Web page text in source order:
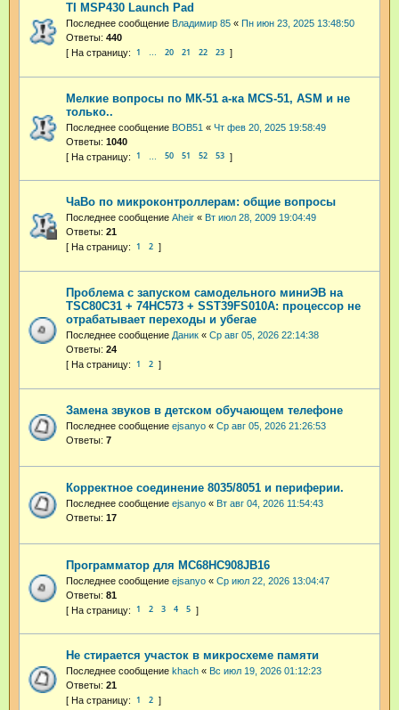
TI MSP430 Launch Pad
Последнее сообщение Владимир 85 « Пн июн 23, 2025 13:48:50
Ответы: 440
1 … 20 21 22 23
Мелкие вопросы по МК-51 а-ка MCS-51, ASM и не
только..
Последнее сообщение BOB51 « Чт фев 20, 2025 19:58:49
Ответы: 1040
1 50 51 52 53
ЧаВо по микроконтроллерам: общие вопросы
Последнее сообщение Aheir « Вт июл 28, 2009 19:04:49
Ответы: 21
1 2
Проблема с запуском самодельного миниЭВ на
TSC80C31 + 74HC573 + SST39FS010A: процессор не
отрабатывает переходы и убегае
Последнее сообщение Даник « Ср авг 05, 2026 22:14:38
Ответы: 24
1 2
Замена звуков в детском обучающем телефоне
Последнее сообщение ejsanyo « Ср авг 05, 2026 21:26:53
Ответы: 7
Корректное соединение 8035/8051 и периферии.
Последнее сообщение ejsanyo « Вт авг 04, 2026 11:54:43
Ответы: 17
Программатор для MC68HC908JB16
Последнее сообщение ejsanyo « Ср июл 22, 2026 13:04:47
Ответы: 81
1 2 3 4 5
Не стирается участок в микросхеме памяти
Последнее сообщение khach « Вс июл 19, 2026 01:12:23
Ответы: 21
1 2